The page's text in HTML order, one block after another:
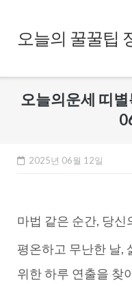
content오늘의 꿀꿀팁
오늘의운세 띠
2025년 06월 12일
마법 같은 순간, 당신
평온하고 무난한 날,
위한 하루 연출을 찾